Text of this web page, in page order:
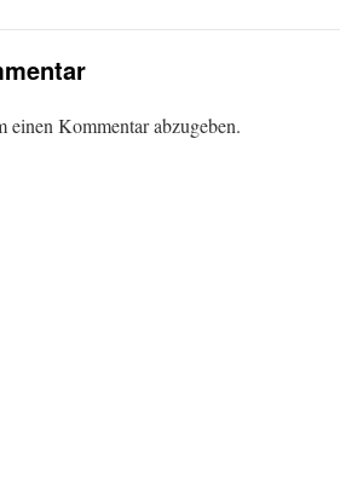
einen Kommentar abzugeben.